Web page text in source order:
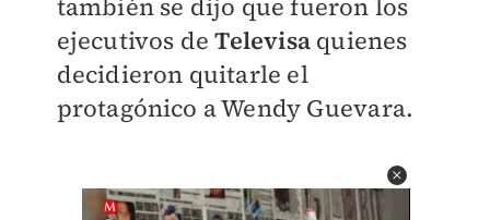
también se dijo que fueron los
ejecutivos deTelevisa quienes
decidieron quitarle el
protagónico a Wendy Guevara.